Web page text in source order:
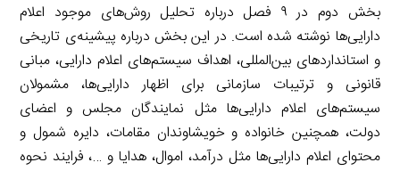
بخش دوم در ۹ فصل درباره تحلیل روش‌های موجود اعلام
دارایی‌ها نوشته شده است. در این بخش درباره پیشینه‌ی تاریخی
و استانداردهای بین‌المللی، اهداف سیستم‌های اعلام دارایی، مبانی
قانونی و ترتیبات سازمانی برای اظهار دارایی‌ها، مشمولان
سیستم‌های اعلام دارایی‌ها مثل نمایندگان مجلس و اعضای
دولت، همچنین خانواده و خویشاوندان مقامات، دایره شمول و
محتوای اعلام دارایی‌ها مثل درآمد، اموال، هدایا و …، فرایند نحوه